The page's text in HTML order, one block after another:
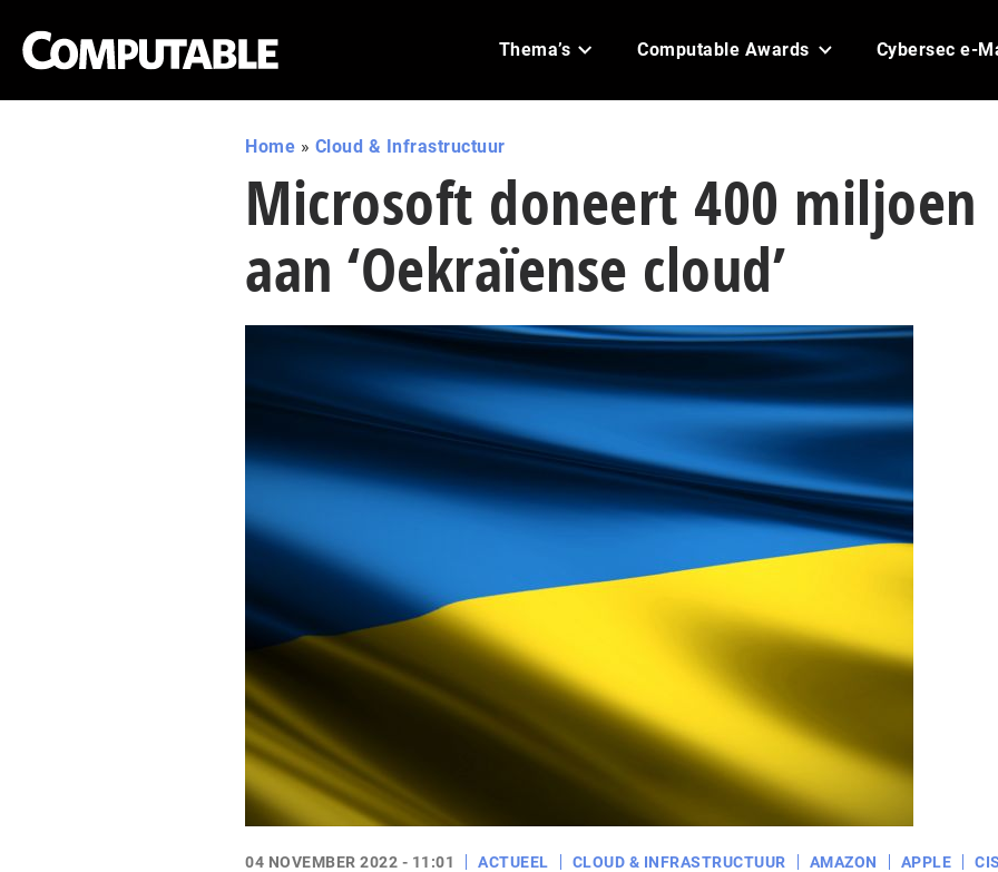
Thema’s Computable Awards Cybersec e-
Home » Cloud & Infrastructuur
Microsoft doneert 400 miljoen
aan ‘Oekraïense cloud’
04 NOVEMBER 2022 - 11:01 ACTUEEL CLOUD & INFRASTRUCTUUR AMAZON APPLE